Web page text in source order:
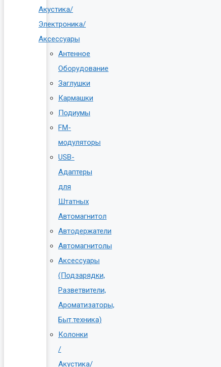
Акустика/
Электроника/
Аксессуары
Антенное
Оборудование
Заглушки
Кармашки
Подиумы
FM-
модуляторы
USB-
Адаптеры
для
Штатных
Автомагнитол
Автодержатели
Автомагнитолы
Аксессуары
(Подзарядки,
Разветвители,
Ароматизаторы,
Быт.техника)
Колонки
/
Акустика/